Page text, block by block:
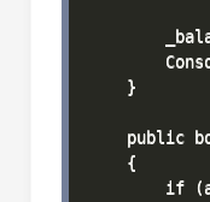
    }
public
    {
if